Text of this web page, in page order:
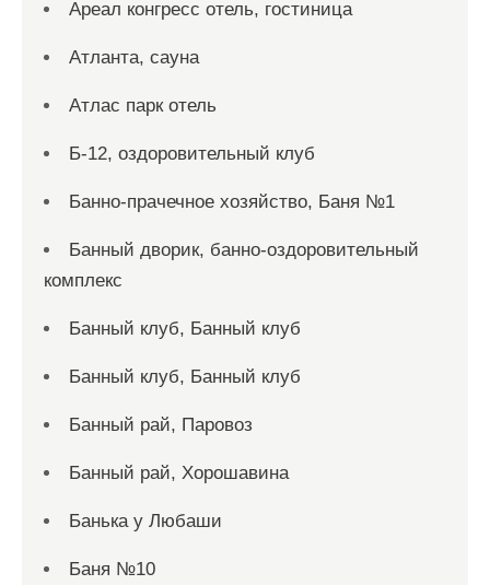
Ареал конгресс отель, гостиница
Атланта, сауна
Атлас парк отель
Б-12, оздоровительный клуб
Банно-прачечное хозяйство, Баня №1
Банный дворик, банно-оздоровительный
комплекс
Банный клуб, Банный клуб
Банный клуб, Банный клуб
Банный рай, Паровоз
Банный рай, Хорошавина
Банька у Любаши
Баня №10